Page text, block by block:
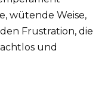
wütende Weise,
Frustration, die
und